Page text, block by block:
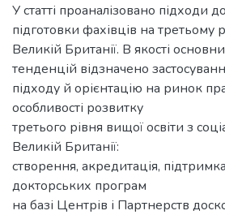
У статті проаналізовано підходи
підготовки фахівців на третьому
Великій Британії. В якості
тенденцій відзначено
підходу й орієнтацію на ринок
особливості розвитку
третього рівня вищої освіти з
Великій Британії:
створення, акредитація,
докторських програм
на базі Центрів і Партнерств